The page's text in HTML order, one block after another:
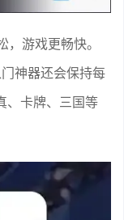
游戏更畅快。
神器还会保持每
、卡牌、三国等